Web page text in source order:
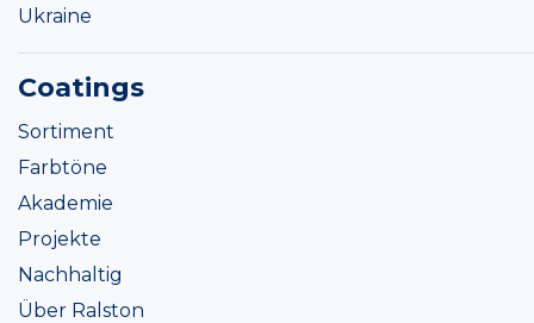
Ukraine
Coatings
Sortiment
Farbtöne
Akademie
Projekte
Nachhaltig
Über Ralston